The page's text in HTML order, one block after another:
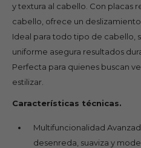
y textura al cabello. Con placas
cabello, ofrece un
Ideal para todo tipo de cabello,
uniforme asegura resultados
Perfecta para quienes buscan
estilizar.
Características técnicas.
Multifuncionalidad
desenreda, suaviza y